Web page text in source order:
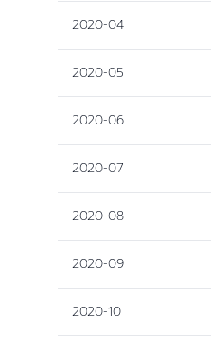
2020-04
2020-05
2020-06
2020-07
2020-08
2020-09
2020-10